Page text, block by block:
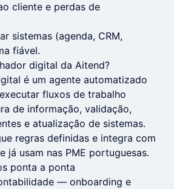
cliente e perdas de
sistemas (agenda, CRM,
fiável.
digital da Aitend?
é um agente automatizado
fluxos de trabalho
de informação, validação,
e atualização de sistemas.
regras definidas e integra com
já usam nas PME portuguesas.
ponta a ponta
— onboarding e